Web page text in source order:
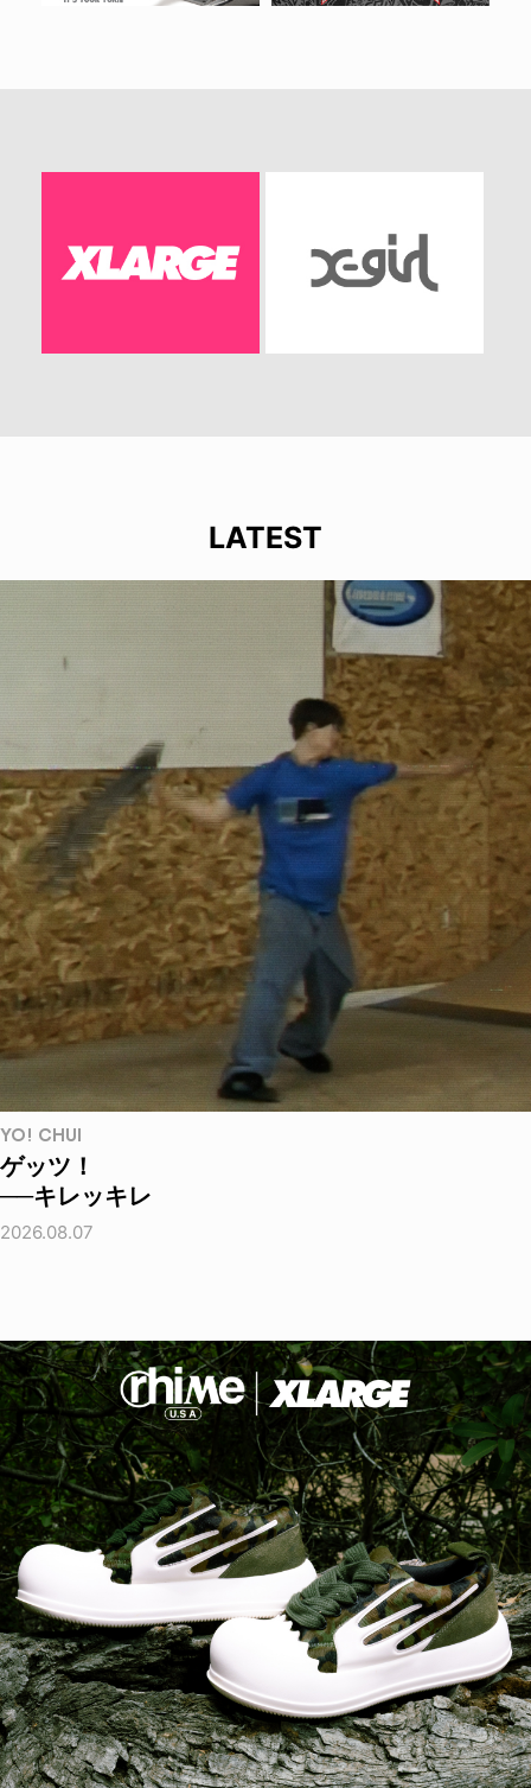
LATEST
YO! CHUI
ゲッツ！
──キレッキレ
2026.08.07